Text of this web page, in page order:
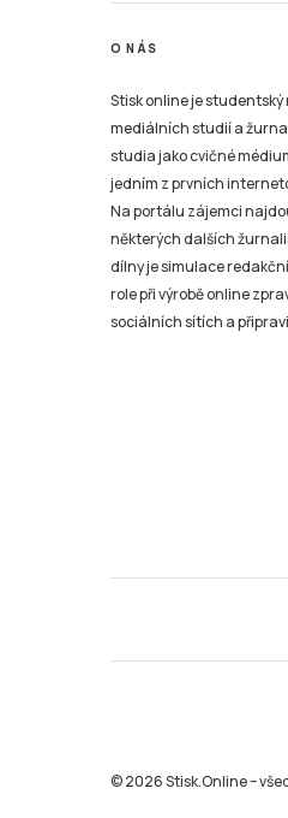
O NÁS
Stisk online je
mediálních studií a
studia jako cvičné
jedním z prvních
Na portálu zájemci
některých dalších
dílny je simulace
role při výrobě online
sociálních sítích a
© 2026 Stisk.Online –